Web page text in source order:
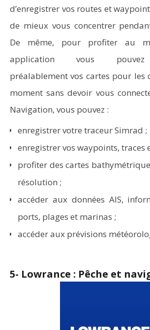
d’enregistrer vos routes et
de mieux vous concentrer
De même, pour profiter au
application vous pouvez
préalablement vos cartes pour les
moment sans devoir vous
Navigation, vous pouvez :
enregistrer votre traceur Simrad ;
enregistrer vos waypoints, traces
profiter des cartes
résolution ;
accéder aux données AIS,
ports, plages et marinas ;
accéder aux prévisions
5- Lowrance : Pêche et